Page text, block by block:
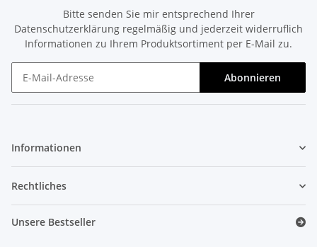
Bitte senden Sie mir entsprechend Ihrer
Datenschutzerklärung regelmäßig und jederzeit widerruflich
Informationen zu Ihrem Produktsortiment per E-Mail zu.
Abonnieren
Informationen
Rechtliches
Unsere Bestseller